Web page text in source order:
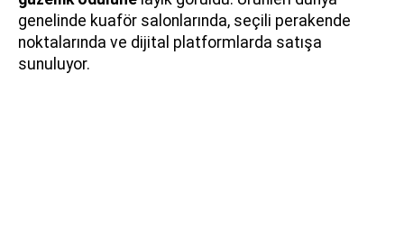
genelinde kuaför salonlarında, seçili perakende
noktalarında ve dijital platformlarda satışa
sunuluyor.